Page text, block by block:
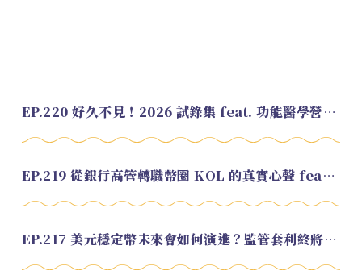
EP.220 好久不見！2026 試錄集 feat. 功能醫學營養師 美寶
EP.219 從銀行高管轉職幣圈 KOL 的真實心聲 feat.龜大
EP.217 美元穩定幣未來會如何演進？監管套利終將收斂？feat. 研究員 余哲安